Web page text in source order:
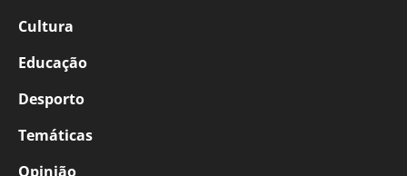
Cultura
Educação
Desporto
Temáticas
Opinião